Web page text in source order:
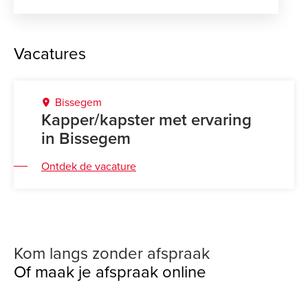
Vacatures
Bissegem
Kapper/kapster met ervaring
in Bissegem
Ontdek de vacature
Kom langs zonder afspraak
Of maak je afspraak online